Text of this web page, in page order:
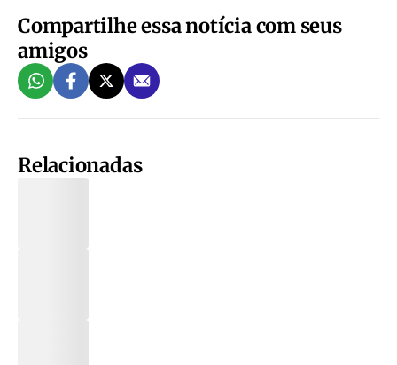
Compartilhe essa notícia com seus
amigos
Relacionadas